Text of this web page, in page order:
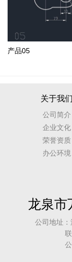
产品05
关于我们
公司简介
企业文化
荣誉资质
办公环境
龙泉市
公司地址